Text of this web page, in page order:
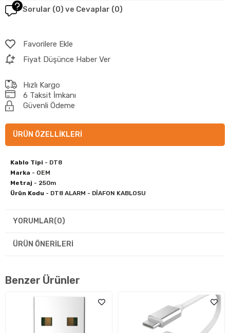
Sorular (0) ve Cevaplar (0)
Favorilere Ekle
Fiyat Düşünce Haber Ver
Hızlı Kargo
6 Taksit İmkanı
Güvenli Ödeme
ÜRÜN ÖZELLIKLERI
Kablo Tipi - DT8
Marka - OEM
Metraj - 250m
Ürün Kodu - DT8 ALARM - DİAFON KABLOSU
YORUMLAR(0)
ÜRÜN ÖNERILERI
Benzer Ürünler